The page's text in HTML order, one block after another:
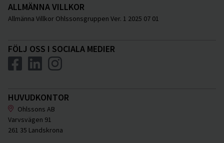
ALLMÄNNA VILLKOR
Allmänna Villkor Ohlssonsgruppen Ver. 1 2025 07 01
FÖLJ OSS I SOCIALA MEDIER
HUVUDKONTOR
Ohlssons AB
Varvsvägen 91
261 35 Landskrona